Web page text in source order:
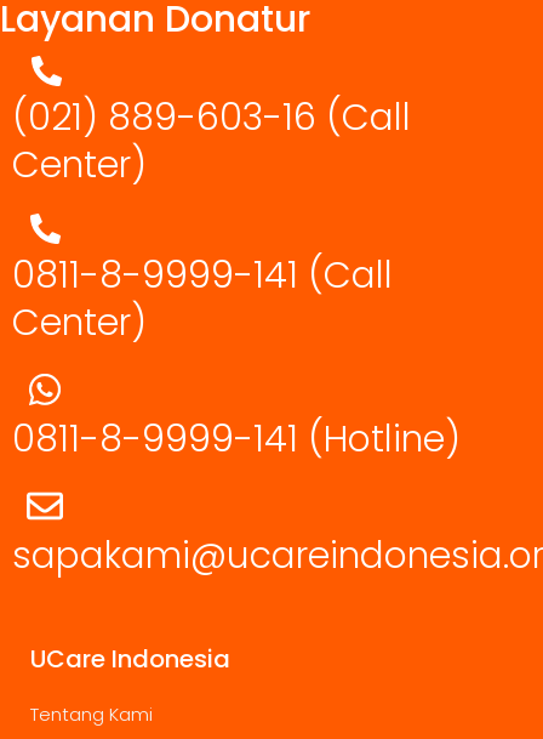
Layanan Donatur
(021) 889-603-16 (Call
Center)
0811-8-9999-141 (Call
Center)
0811-8-9999-141 (Hotline)
UCare Indonesia
Tentang Kami